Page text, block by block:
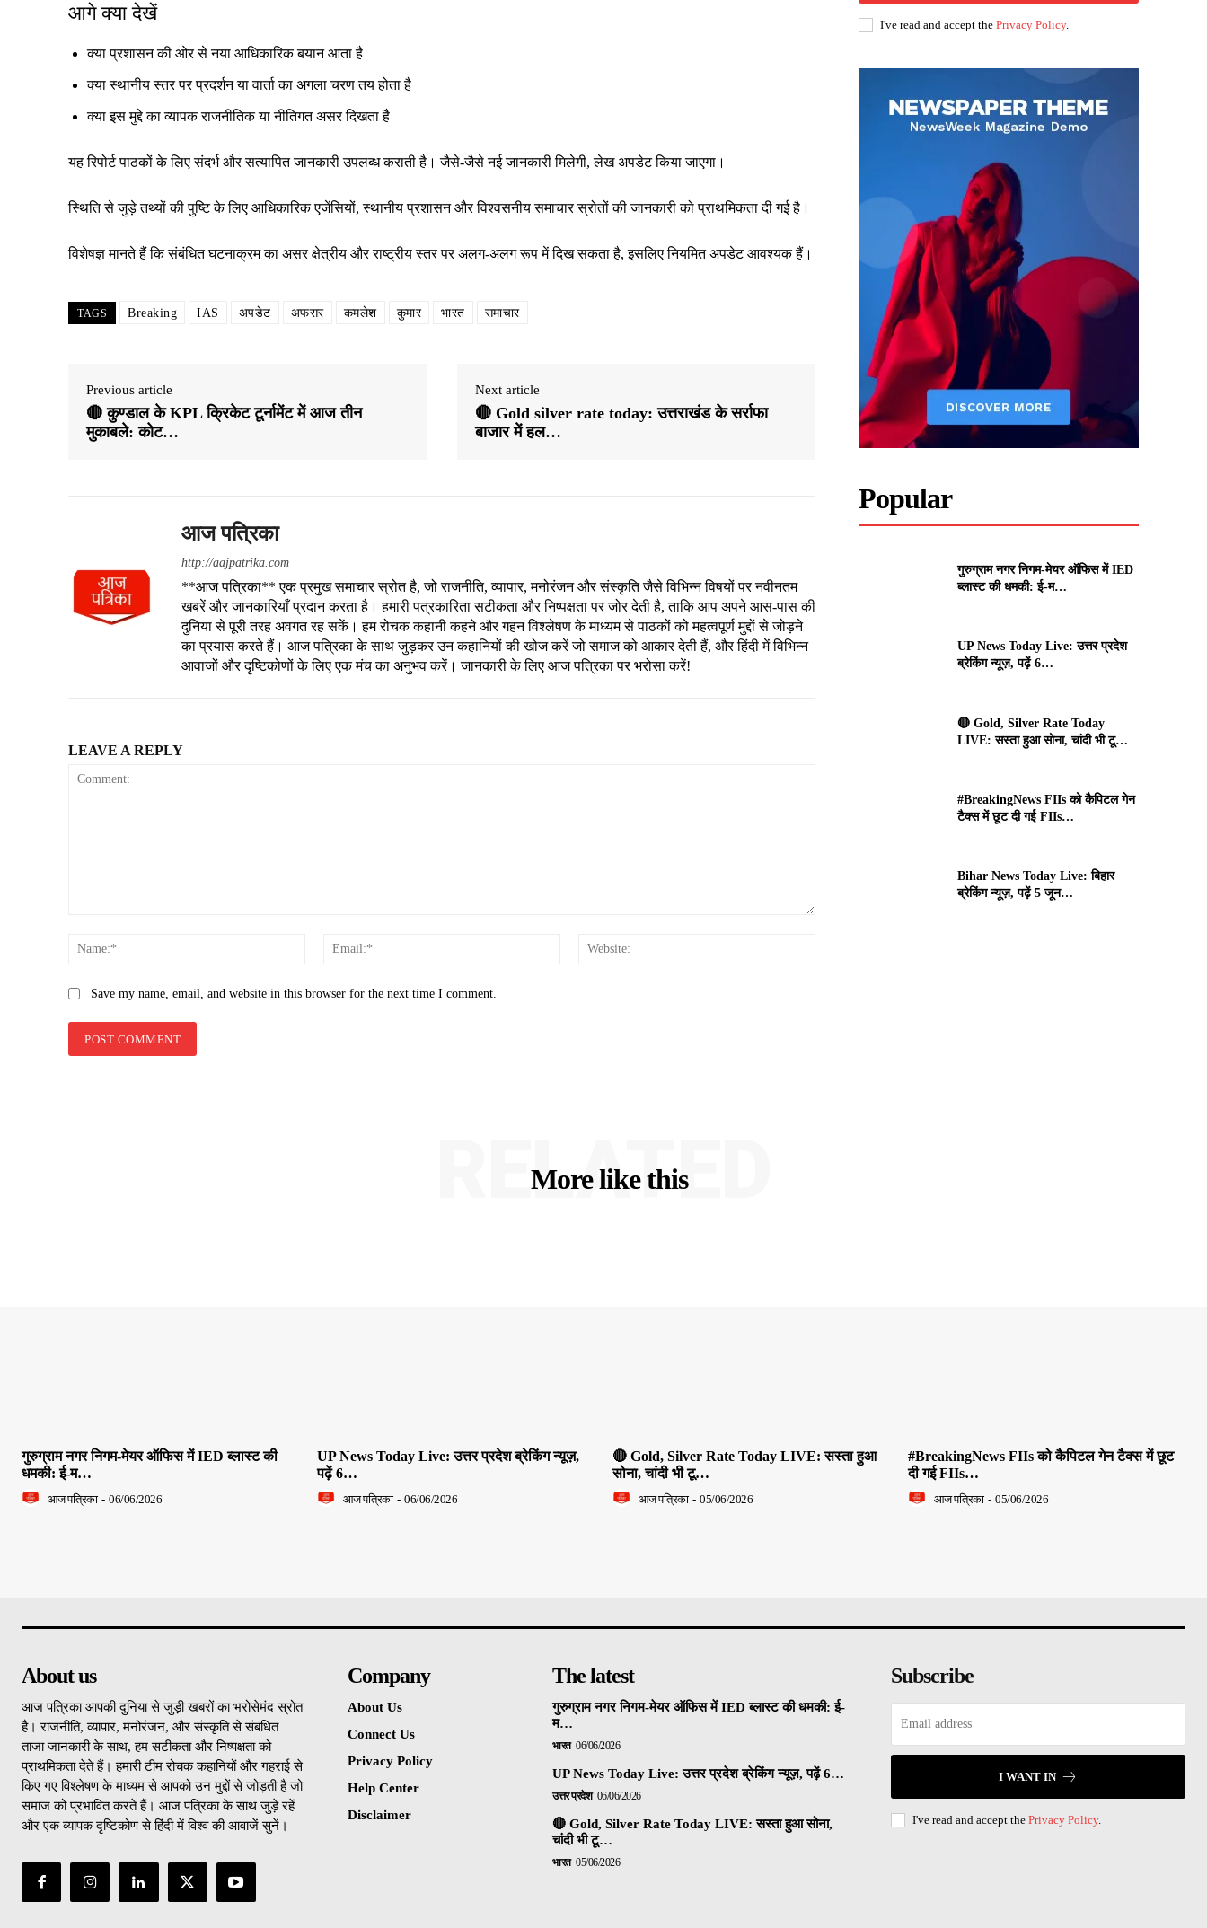
आगे क्या देखें
क्या प्रशासन की ओर से नया आधिकारिक बयान आता है
क्या स्थानीय स्तर पर प्रदर्शन या वार्ता का अगला चरण तय होता है
क्या इस मुद्दे का व्यापक राजनीतिक या नीतिगत असर दिखता है
यह रिपोर्ट पाठकों के लिए संदर्भ और सत्यापित जानकारी उपलब्ध कराती है। जैसे-जैसे नई जानकारी मिलेगी, लेख अपडेट किया जाएगा।
स्थिति से जुड़े तथ्यों की पुष्टि के लिए आधिकारिक एजेंसियों, स्थानीय प्रशासन और विश्वसनीय समाचार स्रोतों की जानकारी को प्राथमिकता दी गई है।
विशेषज्ञ मानते हैं कि संबंधित घटनाक्रम का असर क्षेत्रीय और राष्ट्रीय स्तर पर अलग-अलग रूप में दिख सकता है, इसलिए नियमित अपडेट आवश्यक हैं।
TAGS Breaking IAS अपडेट अफसर कमलेश कुमार भारत समाचार
Previous article
🔴 कुण्डाल के KPL क्रिकेट टूर्नामेंट में आज तीन
मुकाबले: कोट…
Next article
🔴 Gold silver rate today: उत्तराखंड के सर्राफा
बाजार में हल…
आज पत्रिका
http://aajpatrika.com
**आज पत्रिका** एक प्रमुख समाचार स्रोत है, जो राजनीति, व्यापार, मनोरंजन और संस्कृति जैसे विभिन्न विषयों पर नवीनतम
खबरें और जानकारियाँ प्रदान करता है। हमारी पत्रकारिता सटीकता और निष्पक्षता पर जोर देती है, ताकि आप अपने आस-पास की
दुनिया से पूरी तरह अवगत रह सकें। हम रोचक कहानी कहने और गहन विश्लेषण के माध्यम से पाठकों को महत्वपूर्ण मुद्दों से जोड़ने
का प्रयास करते हैं। आज पत्रिका के साथ जुड़कर उन कहानियों की खोज करें जो समाज को आकार देती हैं, और हिंदी में विभिन्न
आवाजों और दृष्टिकोणों के लिए एक मंच का अनुभव करें। जानकारी के लिए आज पत्रिका पर भरोसा करें!
LEAVE A REPLY
Name:*
Email:*
Save my name, email, and website in this browser for the next time I comment.
I've read and accept thePrivacy Policy.
Popular
गुरुग्राम नगर निगम-मेयर ऑफिस में IED
ब्लास्ट की धमकी: ई-म…
UP News Today Live: उत्तर प्रदेश
ब्रेकिंग न्यूज़, पढ़ें 6…
🔴 Gold, Silver Rate Today
LIVE: सस्ता हुआ सोना, चांदी भी टू…
#BreakingNews FIIs को कैपिटल गेन
टैक्स में छूट दी गई FIIs…
Bihar News Today Live: बिहार
ब्रेकिंग न्यूज़, पढ़ें 5 जून…
More like this
RELATED
गुरुग्राम नगर निगम-मेयर ऑफिस में IED ब्लास्ट की
धमकी: ई-म…
आज पत्रिका - 06/06/2026
UP News Today Live: उत्तर प्रदेश ब्रेकिंग न्यूज़,
पढ़ें 6…
आज पत्रिका - 06/06/2026
🔴 Gold, Silver Rate Today LIVE: सस्ता हुआ
सोना, चांदी भी टू…
आज पत्रिका - 05/06/2026
#BreakingNews FIIs को कैपिटल गेन टैक्स में छूट
दी गई FIIs…
आज पत्रिका - 05/06/2026
About us
आज पत्रिका आपकी दुनिया से जुड़ी खबरों का भरोसेमंद स्रोत
है। राजनीति, व्यापार, मनोरंजन, और संस्कृति से संबंधित
ताजा जानकारी के साथ, हम सटीकता और निष्पक्षता को
प्राथमिकता देते हैं। हमारी टीम रोचक कहानियों और गहराई से
किए गए विश्लेषण के माध्यम से आपको उन मुद्दों से जोड़ती है जो
समाज को प्रभावित करते हैं। आज पत्रिका के साथ जुड़े रहें
और एक व्यापक दृष्टिकोण से हिंदी में विश्व की आवाजें सुनें।
Company
About Us
Connect Us
Privacy Policy
Help Center
Disclaimer
The latest
गुरुग्राम नगर निगम-मेयर ऑफिस में IED ब्लास्ट की धमकी: ई-
म…
भारत 06/06/2026
UP News Today Live: उत्तर प्रदेश ब्रेकिंग न्यूज़, पढ़ें 6…
उत्तर प्रदेश 06/06/2026
🔴 Gold, Silver Rate Today LIVE: सस्ता हुआ सोना,
चांदी भी टू…
भारत 05/06/2026
Subscribe
I WANT IN
I've read and accept the Privacy Policy.